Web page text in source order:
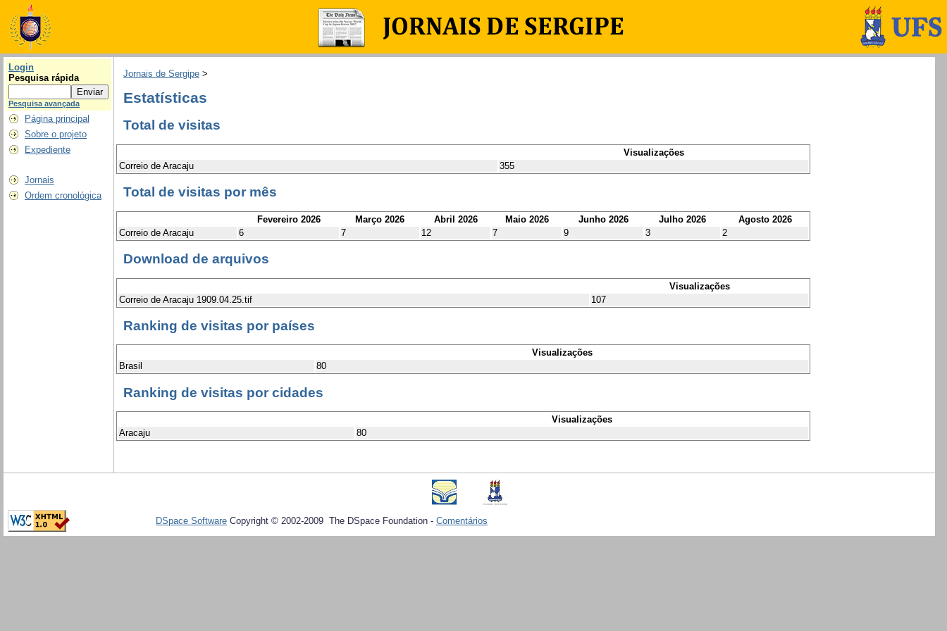
Login
Pesquisa rápida
Pesquisa avançada
Página principal
Sobre o projeto
Expediente
Jornais
Ordem cronológica
Jornais de Sergipe >
Estatísticas
Total de visitas
Visualizações
Correio de Aracaju
355
Total de visitas por mês
Fevereiro 2026 Março 2026 Abril 2026 Maio 2026 Junho 2026 Julho 2026
Agosto 2026
Correio de Aracaju
6 7 12 7 9 3 2
Download de arquivos
Visualizações
Correio de Aracaju 1909.04.25.tif
107
Ranking de visitas por países
Visualizações
Brasil
80
Ranking de visitas por cidades
Visualizações
Aracaju
80
DSpace Software Copyright © 2002-2009 The DSpace Foundation - Comentários